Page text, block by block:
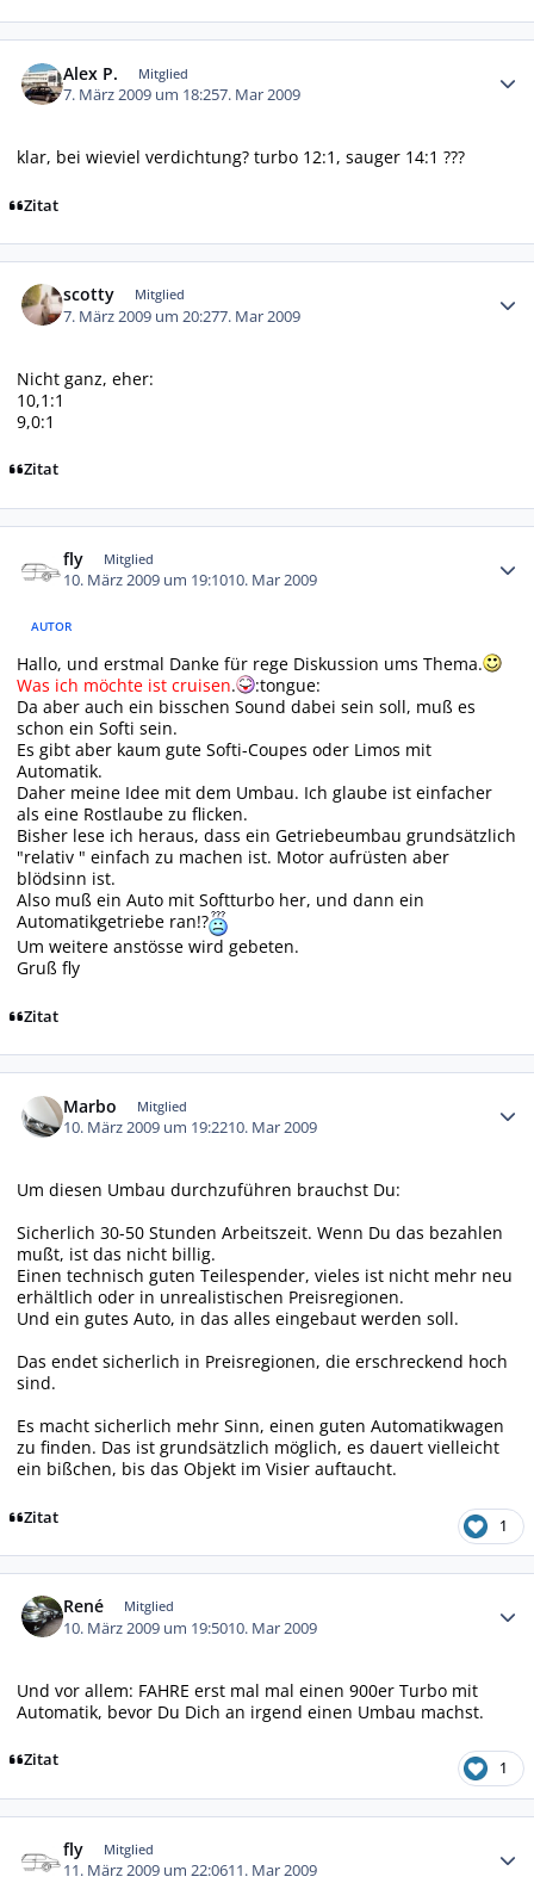
Alex P. Mitglied
7. März 2009 um 18:257. Mar 2009
klar, bei wieviel verdichtung? turbo 12:1, sauger 14:1 ???
Zitat
scotty Mitglied
7. März 2009 um 20:277. Mar 2009
Nicht ganz, eher:
10,1:1
9,0:1
Zitat
fly Mitglied
10. März 2009 um 19:1010. Mar 2009
AUTOR
Hallo, und erstmal Danke für rege Diskussion ums Thema.
Was ich möchte ist cruisen.
:tongue:
Da aber auch ein bisschen Sound dabei sein soll, muß es
schon ein Softi sein.
Es gibt aber kaum gute Softi-Coupes oder Limos mit
Automatik.
Daher meine Idee mit dem Umbau. Ich glaube ist einfacher
als eine Rostlaube zu flicken.
Bisher lese ich heraus, dass ein Getriebeumbau grundsätzlich
"relativ " einfach zu machen ist. Motor aufrüsten aber
blödsinn ist.
Also muß ein Auto mit Softturbo her, und dann ein
Automatikgetriebe ran!?
Um weitere anstösse wird gebeten.
Gruß fly
Zitat
Marbo Mitglied
10. März 2009 um 19:2210. Mar 2009
Um diesen Umbau durchzuführen brauchst Du:
Sicherlich 30-50 Stunden Arbeitszeit. Wenn Du das bezahlen
mußt, ist das nicht billig.
Einen technisch guten Teilespender, vieles ist nicht mehr neu
erhältlich oder in unrealistischen Preisregionen.
Und ein gutes Auto, in das alles eingebaut werden soll.
Das endet sicherlich in Preisregionen, die erschreckend hoch
sind.
Es macht sicherlich mehr Sinn, einen guten Automatikwagen
zu finden. Das ist grundsätzlich möglich, es dauert vielleicht
ein bißchen, bis das Objekt im Visier auftaucht.
Zitat 1
René Mitglied
10. März 2009 um 19:5010. Mar 2009
Und vor allem: FAHRE erst mal mal einen 900er Turbo mit
Automatik, bevor Du Dich an irgend einen Umbau machst.
Zitat 1
fly Mitglied
11. März 2009 um 22:0611. Mar 2009